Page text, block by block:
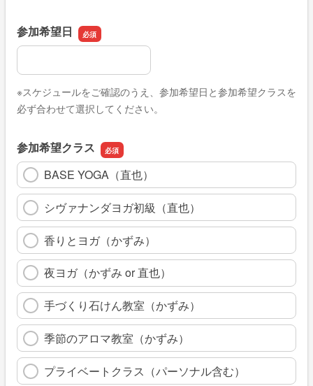
参加希望日
参加希望日
※スケジュールをご確認のうえ、参加希望日と参加希望クラスを
必ず合わせて選択してください。
参加希望クラス
BASE YOGA（直也）
シヴァナンダヨガ初級（直也）
香りとヨガ（かずみ）
夜ヨガ（かずみ or 直也）
手づくり石けん教室（かずみ）
季節のアロマ教室（かずみ）
プライベートクラス（パーソナル含む）